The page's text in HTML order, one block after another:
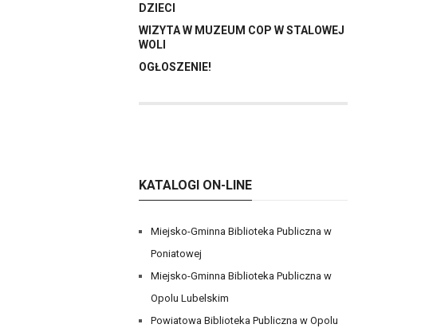
DZIECI
WIZYTA W MUZEUM COP W STALOWEJ
WOLI
OGŁOSZENIE!
KATALOGI ON-LINE
Miejsko-Gminna Biblioteka Publiczna w
Poniatowej
Miejsko-Gminna Biblioteka Publiczna w
Opolu Lubelskim
Powiatowa Biblioteka Publiczna w Opolu